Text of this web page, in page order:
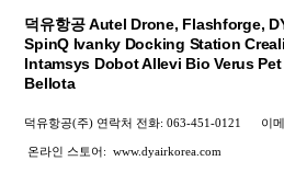
덕유항공 Autel Drone, Flashforge,
SpinQ Ivanky Docking Station
Intamsys Dobot Allevi Bio Verus
Bellota
덕유항공(주) 연락처 전화: 063-451-0121 이
온라인 스토어: www.dyairkorea.com